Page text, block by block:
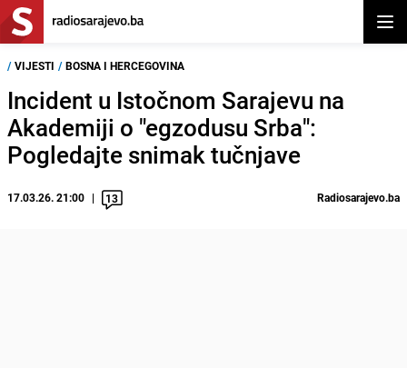
/ VIJESTI / BOSNA I HERCEGOVINA
Incident u Istočnom Sarajevu na
Akademiji o "egzodusu Srba":
Pogledajte snimak tučnjave
17.03.26. 21:00 13 Radiosarajevo.ba